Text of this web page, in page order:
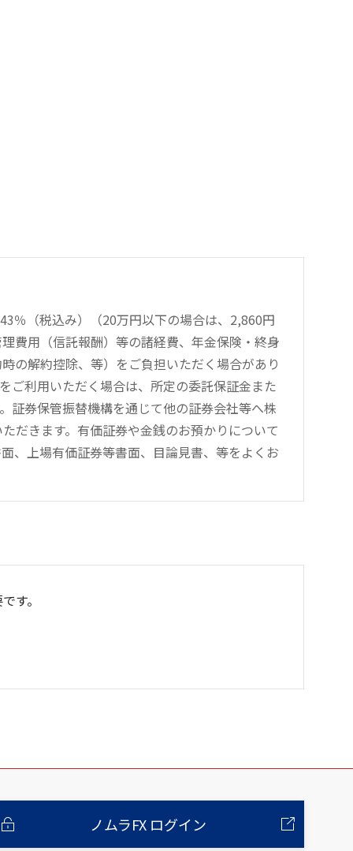
％（税込み）（20万円以下の場合は、2,860円
費用（信託報酬）等の諸経費、年金保険・終身
の解約控除、等）をご負担いただく場合があり
ご利用いただく場合は、所定の委託保証金また
証券保管振替機構を通じて他の証券会社等へ株
だきます。有価証券や金銭のお預かりについて
、上場有価証券等書面、目論見書、等をよくお
す。
ノムラFX ログイン